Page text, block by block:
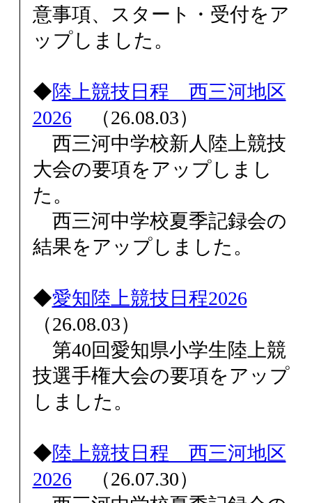
意事項、スタート・受付をア
ップしました。
◆陸上競技日程 西三河地区
2026（26.08.03）
西三河中学校新人陸上競技
大会の要項をアップしまし
た。
西三河中学校夏季記録会の
結果をアップしました。
◆愛知陸上競技日程2026
（26.08.03）
第40回愛知県小学生陸上競
技選手権大会の要項をアップ
しました。
◆陸上競技日程 西三河地区
2026（26.07.30）